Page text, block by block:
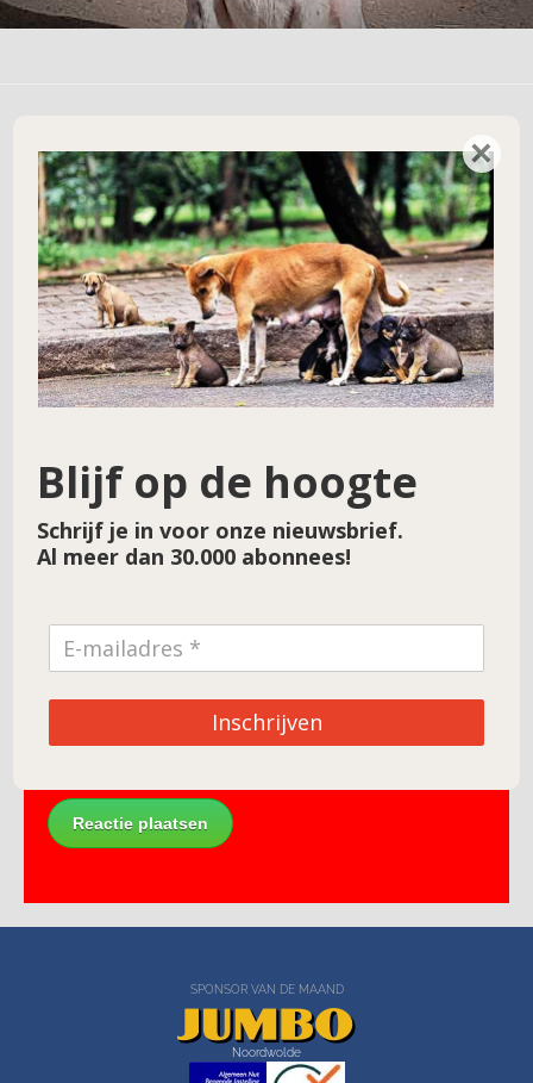
Geef een reactie
Je e-mailadres wordt niet gepubliceerd. Vereiste velden zijn gemarkeerd met*
Reactie*
Naam*
E-mail*
SPONSOR VAN DE MAAND
Noordwolde
×
Blijf op de hoogte
Schrijf je in voor onze nieuwsbrief.
Al meer dan 30.000 abonnees!
Inschrijven